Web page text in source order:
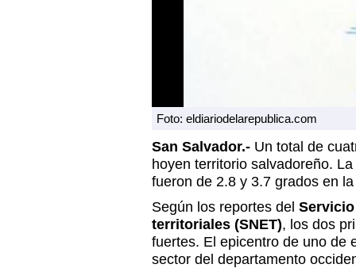
Foto: eldiariodelarepublica.com
San Salvador.- Un total de
hoyen territorio salvadoreño.
fueron de 2.8 y 3.7 grados en
Según los reportes del
territoriales (SNET), los dos
fuertes. El epicentro de uno de
sector del departamento